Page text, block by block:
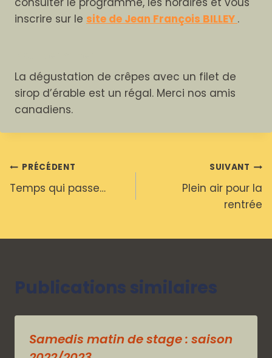
inscrire sur le site de Jean François BILLEY .
La dégustation de crêpes avec un filet de
sirop d’érable est un régal. Merci nos amis
canadiens.
Navigation
de
PRÉCÉDENT
Temps qui passe…
SUIVANT
Plein air pour la
rentrée
Publications similaires
Samedis matin de stage : saison